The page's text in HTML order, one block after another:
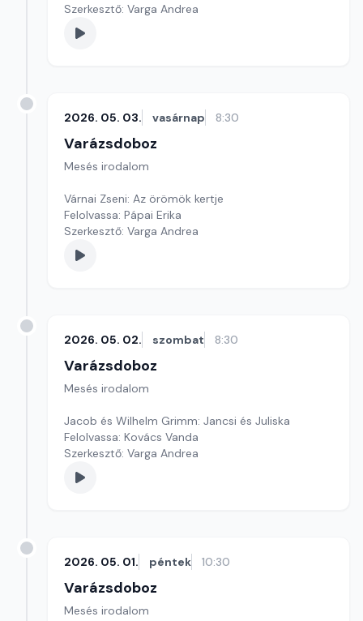
Szerkesztő: Varga Andrea
2026. 05. 03. vasárnap 8:30
Varázsdoboz
Mesés irodalom
Várnai Zseni: Az örömök kertje
Felolvassa: Pápai Erika
Szerkesztő: Varga Andrea
2026. 05. 02. szombat 8:30
Varázsdoboz
Mesés irodalom
Jacob és Wilhelm Grimm: Jancsi és Juliska
Felolvassa: Kovács Vanda
Szerkesztő: Varga Andrea
2026. 05. 01. péntek 10:30
Varázsdoboz
Mesés irodalom